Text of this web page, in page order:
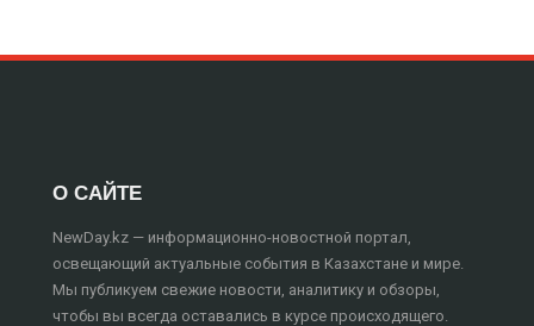
О САЙТЕ
NewDay.kz — информационно-новостной портал,
освещающий актуальные события в Казахстане и мире.
Мы публикуем свежие новости, аналитику и обзоры,
чтобы вы всегда оставались в курсе происходящего.